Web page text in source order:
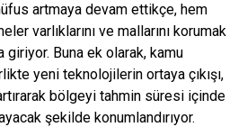
artmaya devam ettikçe, hem
varlıklarını ve mallarını korumak
giriyor. Buna ek olarak, kamu
yeni teknolojilerin ortaya çıkışı,
bölgeyi tahmin süresi içinde
şekilde konumlandırıyor.